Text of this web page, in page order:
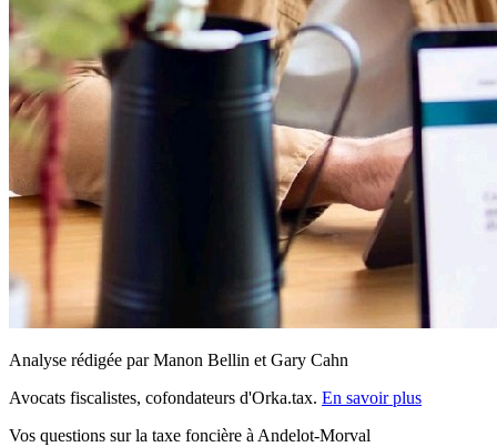
Analyse rédigée par Manon Bellin et Gary Cahn
Avocats fiscalistes, cofondateurs d'Orka.tax. En savoir plus
Vos questions sur la taxe foncière à Andelot-Morval